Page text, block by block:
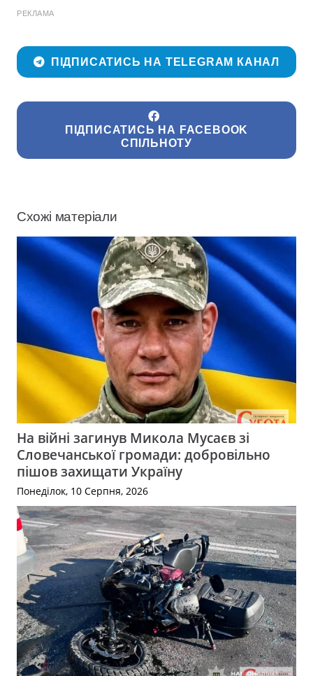
РЕКЛАМА
ПІДПИСАТИСЬ НА TELEGRAM КАНАЛ
ПІДПИСАТИСЬ НА FACEBOOK
СПІЛЬНОТУ
Схожі матеріали
На війні загинув Микола Мусаєв зі
Словечанської громади: добровільно
пішов захищати Україну
Понеділок, 10 Серпня, 2026